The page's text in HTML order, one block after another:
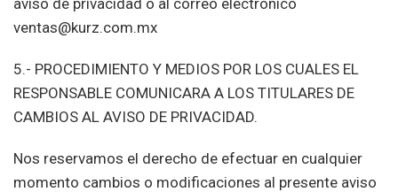
aviso de privacidad o al correo electrónico
ventas@kurz.com.mx
5.- PROCEDIMIENTO Y MEDIOS POR LOS CUALES EL
RESPONSABLE COMUNICARA A LOS TITULARES DE
CAMBIOS AL AVISO DE PRIVACIDAD.
Nos reservamos el derecho de efectuar en cualquier
momento cambios o modificaciones al presente aviso